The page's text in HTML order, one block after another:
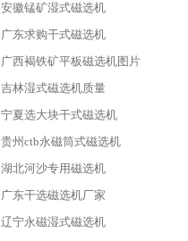
安徽锰矿湿式磁选机
广东求购干式磁选机
广西褐铁矿平板磁选机图片
吉林湿式磁选机质量
宁夏选大块干式磁选机
贵州ctb永磁筒式磁选机
湖北河沙专用磁选机
广东干选磁选机厂家
辽宁永磁湿式磁选机